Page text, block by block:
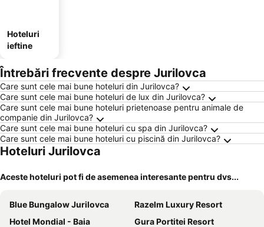
Hoteluri
ieftine
Întrebări frecvente despre Jurilovca
Care sunt cele mai bune hoteluri din Jurilovca?
Care sunt cele mai bune hoteluri de lux din Jurilovca?
Care sunt cele mai bune hoteluri prietenoase pentru animale de
companie din Jurilovca?
Care sunt cele mai bune hoteluri cu spa din Jurilovca?
Care sunt cele mai bune hoteluri cu piscină din Jurilovca?
Hoteluri Jurilovca
Aceste hoteluri pot fi de asemenea interesante pentru dvs...
Blue Bungalow Jurilovca
Razelm Luxury Resort
Hotel Mondial - Baia
Gura Portitei Resort